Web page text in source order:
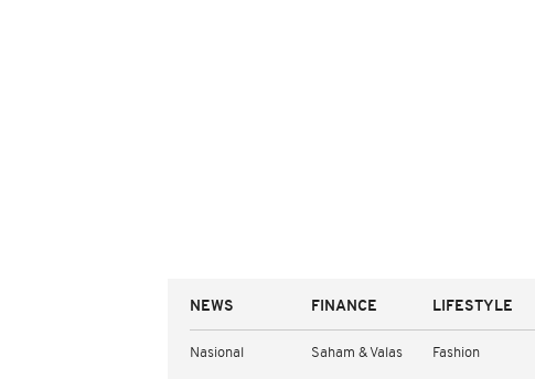
NEWS
Nasional
FINANCE
Saham & Valas
LIFESTYLE
Fashion